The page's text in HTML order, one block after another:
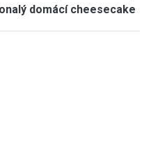
domácí cheesecake